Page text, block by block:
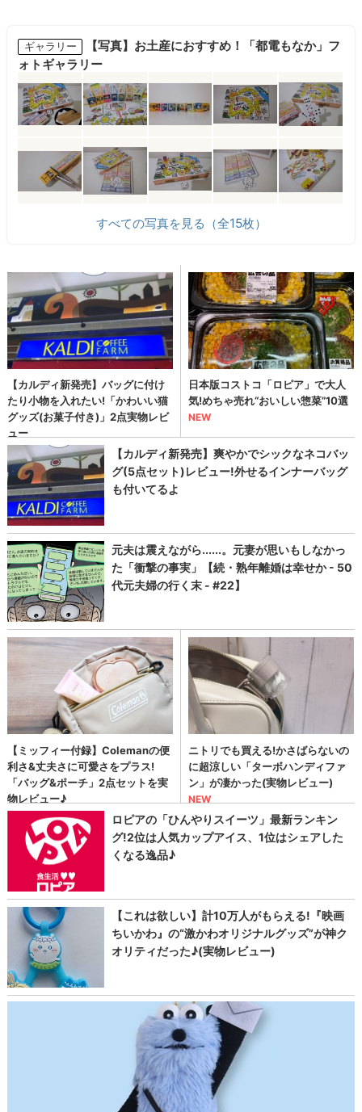
ギャラリー
【写真】お土産におすすめ！「都電もなか」フ
ォトギャラリー
すべての写真を見る（全15枚）